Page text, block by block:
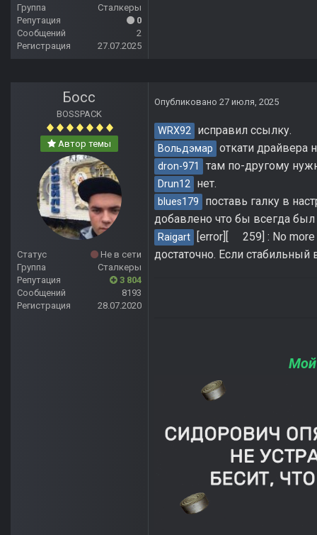
Группа
Сталкеры
Репутация
0
Сообщений
2
Регистрация
27.07.2025
Босс
BOSSPACK
Автор темы
Статус
Не в сети
Группа
Сталкеры
Репутация
3 804
Сообщений
8193
Регистрация
28.07.2020
Опубликовано 27 июля, 2025
WRX92 исправил ссылку.
Вольдэмар откати драйвера
dron-971 там по-другому
Drun12 нет.
blues179
поставь галку в
добавлено что бы всегда
Raigart
[error][ 259] : No more
достаточно. Если